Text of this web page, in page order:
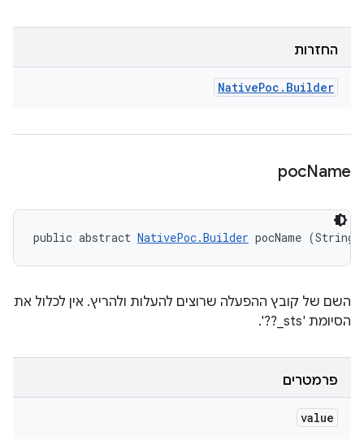
החזרות
NativePoc . Builder
pocName
public abstract NativePoc.Builder pocName (String
השם של קובץ ההפעלה שרוצים להעלות ולהריץ. אין לכלול את
הסיומת '‎_sts??'.
פרמטרים
value